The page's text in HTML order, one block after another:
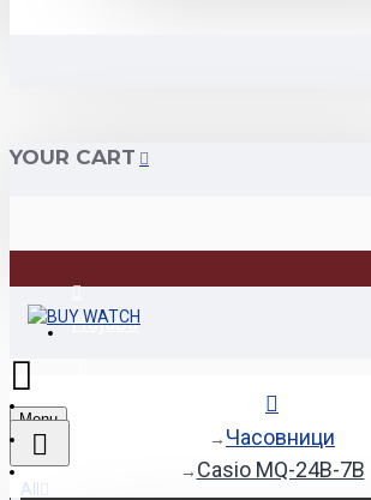
YOUR CART
Најава
Menu
All
Часовници
Casio MQ-24B-7B